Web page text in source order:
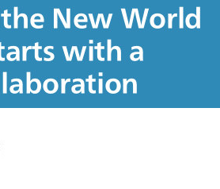
the New World
with a
examines how enterprise